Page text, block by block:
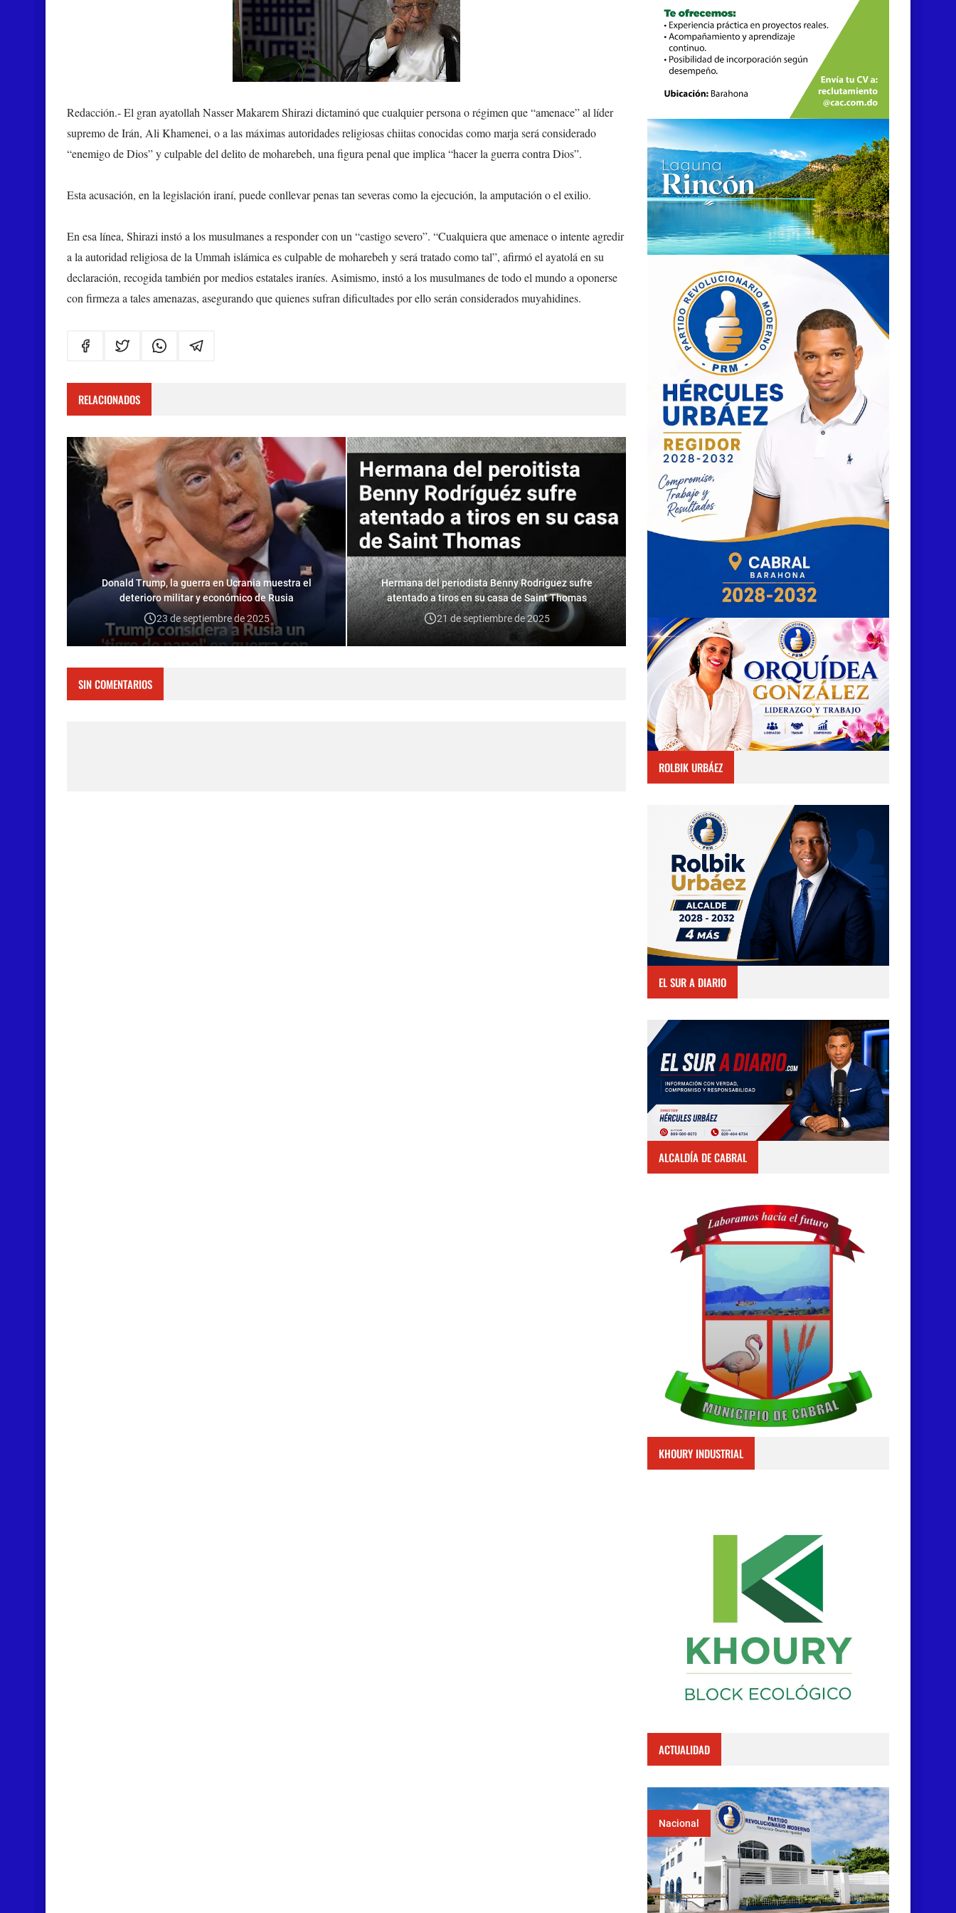
Redacción.-El gran ayatollah Nasser Makarem Shirazi dictaminó que cualquier persona o régimen que “amenace” al líder
supremo de Irán, Ali Khamenei, o a las máximas autoridades religiosas chiitas conocidas como marja será considerado
“enemigo de Dios” y culpable del delito de moharebeh, una figura penal que implica “hacer la guerra contra Dios”.
Esta acusación, en la legislación iraní, puede conllevar penas tan severas como la ejecución, la amputación o el exilio.
En esa línea, Shirazi instó a los musulmanes a responder con un “castigo severo”. “Cualquiera que amenace o intente agredir
a la autoridad religiosa de la Ummah islámica es culpable de moharebeh y será tratado como tal”, afirmó el ayatolá en su
declaración, recogida también por medios estatales iraníes. Asimismo, instó a los musulmanes de todo el mundo a oponerse
con firmeza a tales amenazas, asegurando que quienes sufran dificultades por ello serán considerados muyahidines.
RELACIONADOS
Donald Trump, la guerra en Ucrania muestra el
deterioro militar y económico de Rusia
23 de septiembre de 2025
Hermana del periodista Benny Rodríguez sufre
atentado a tiros en su casa de Saint Thomas
21 de septiembre de 2025
SIN COMENTARIOS
ROLBIK URBÁEZ
EL SUR A DIARIO
ALCALDÍA DE CABRAL
KHOURY INDUSTRIAL
ACTUALIDAD
Nacional